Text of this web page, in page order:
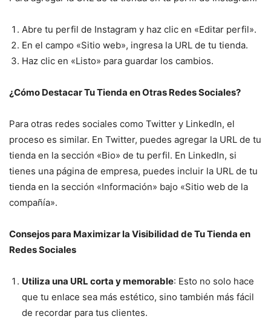
Abre tu perfil de Instagram y haz clic en «Editar perfil».
En el campo «Sitio web», ingresa la URL de tu tienda.
Haz clic en «Listo» para guardar los cambios.
¿Cómo Destacar Tu Tienda en Otras Redes Sociales?
Para otras redes sociales como Twitter y LinkedIn, el
proceso es similar. En Twitter, puedes agregar la URL de tu
tienda en la sección «Bio» de tu perfil. En LinkedIn, si
tienes una página de empresa, puedes incluir la URL de tu
tienda en la sección «Información» bajo «Sitio web de la
compañía».
Consejos para Maximizar la Visibilidad de Tu Tienda en
Redes Sociales
Utiliza una URL corta y memorable: Esto no solo hace
que tu enlace sea más estético, sino también más fácil
de recordar para tus clientes.